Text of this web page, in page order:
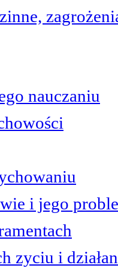
nauczaniu
i jego
zyciu i